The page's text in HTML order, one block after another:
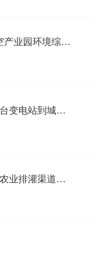
【招标计划】横店街 2025 年临空产业园环境综合整治工程
【评标结果公示】 黄陂220kV鲁台变电站到城关110千伏出线穿滠水河床工程施工图设计第一标段公开招标
【招标计划】李家集街道2025年农业排灌渠道改造工程